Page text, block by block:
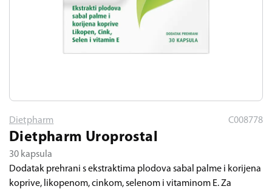
Dietpharm C008778
Dietpharm Uroprostal
30 kapsula
Dodatak prehrani s ekstraktima plodova sabal palme i korijena
koprive, likopenom, cinkom, selenom i vitaminom E. Za